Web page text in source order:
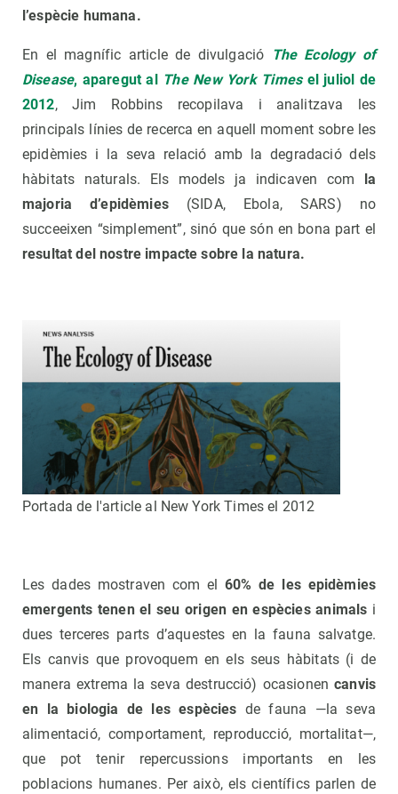
l’espècie humana.
En el magnífic article de divulgació The Ecology of
Disease, aparegut al The New York Times el juliol de
2012, Jim Robbins recopilava i analitzava les
principals línies de recerca en aquell moment sobre les
epidèmies i la seva relació amb la degradació dels
hàbitats naturals. Els models ja indicaven com la
majoria d’epidèmies(SIDA, Ebola, SARS) no
succeeixen “simplement”, sinó que són en bona part el
resultat del nostre impacte sobre la natura.
Portada de l'article al New York Times el 2012
Les dades mostraven com el60% de les epidèmies
emergents tenen el seu origen en espècies animals i
dues terceres parts d’aquestes en la fauna salvatge.
Els canvis que provoquem en els seus hàbitats (i de
manera extrema la seva destrucció) ocasionencanvis
en la biologia de les espècies de fauna —la seva
alimentació, comportament, reproducció, mortalitat—,
que pot tenir repercussions importants en les
poblacions humanes. Per això, els científics parlen de